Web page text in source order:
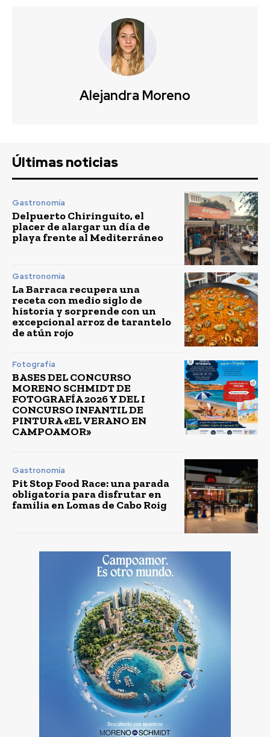
Alejandra Moreno
Últimas noticias
Gastronomía
Delpuerto Chiringuito, el
placer de alargar un día de
playa frente al Mediterráneo
Gastronomía
La Barraca recupera una
receta con medio siglo de
historia y sorprende con un
excepcional arroz de tarantelo
de atún rojo
Fotografía
BASES DEL CONCURSO
MORENO SCHMIDT DE
FOTOGRAFÍA 2026 Y DEL I
CONCURSO INFANTIL DE
PINTURA «EL VERANO EN
CAMPOAMOR»
Gastronomía
Pit Stop Food Race: una parada
obligatoria para disfrutar en
familia en Lomas de Cabo Roig